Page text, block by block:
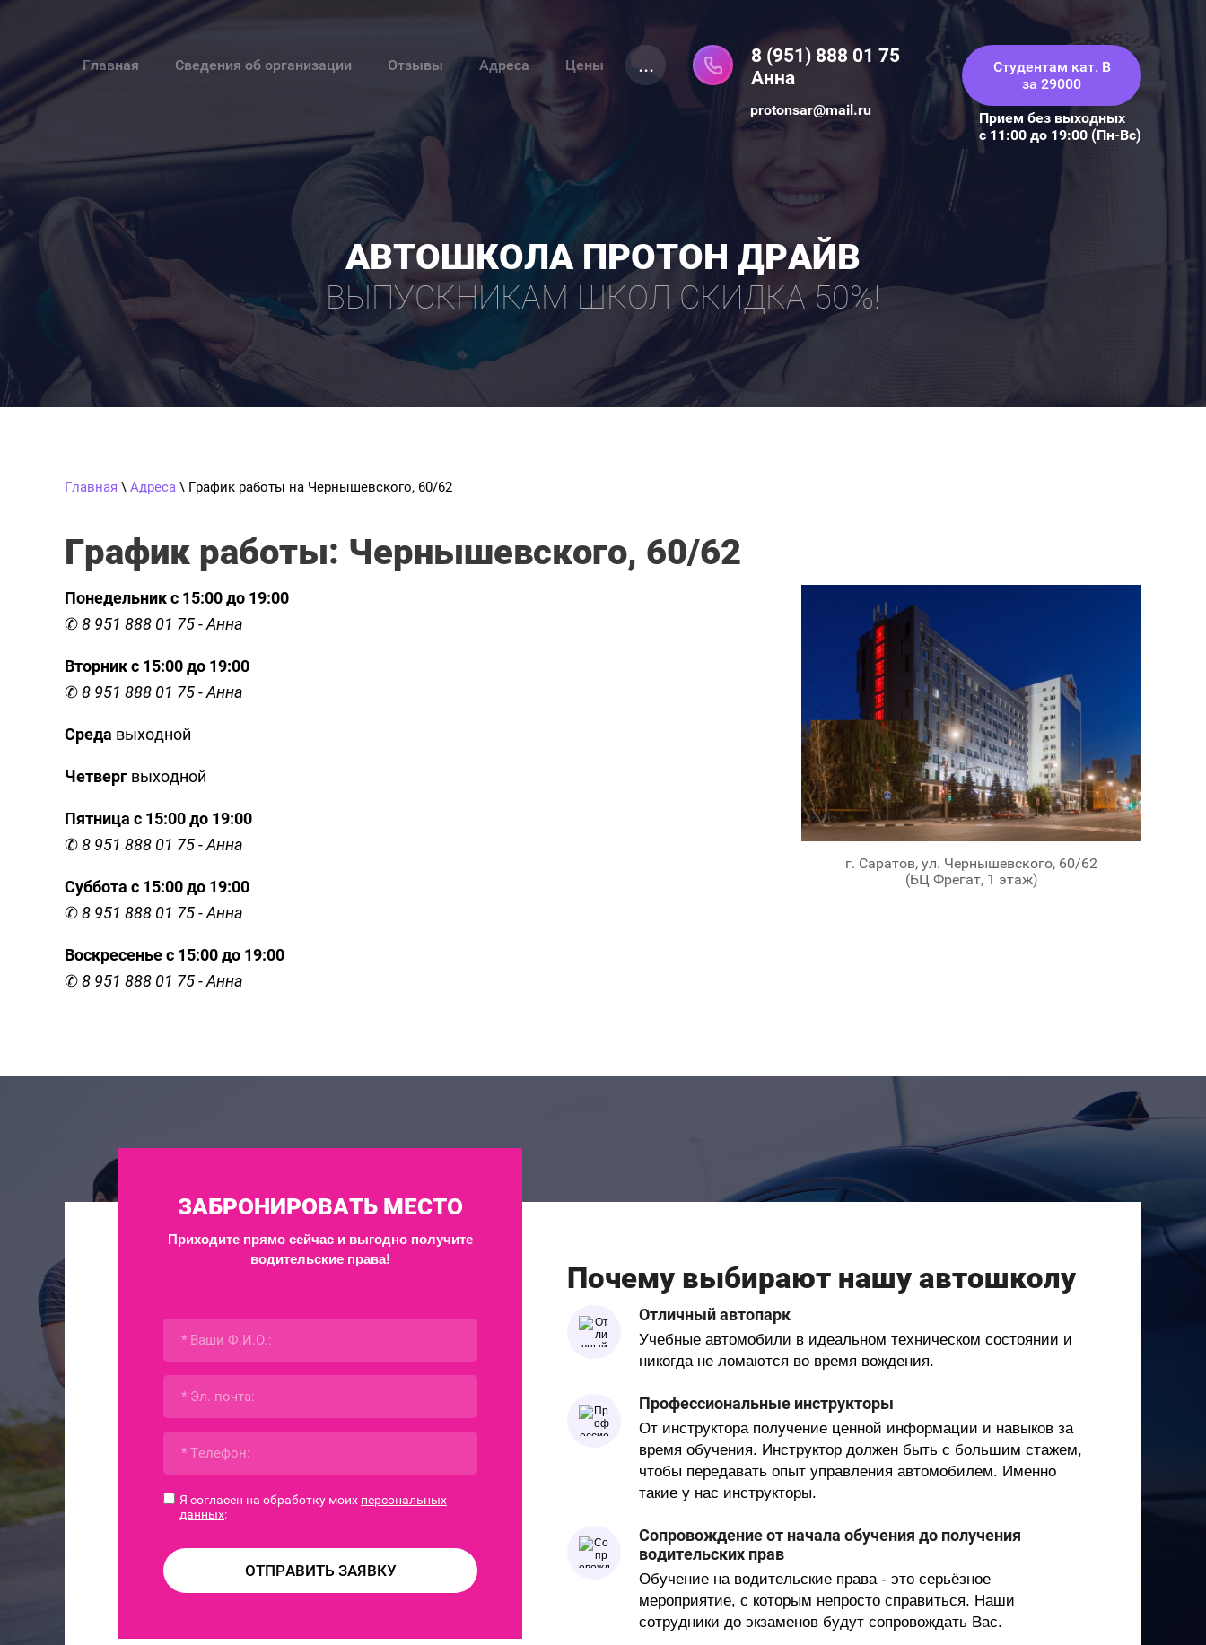
Главная Сведения об организации Отзывы Адреса Цены ...
8 (951) 888 01 75
Анна
protonsar@mail.ru
Студентам кат. В
за 29000
Прием без выходных
с 11:00 до 19:00 (Пн-Вс)
АВТОШКОЛА ПРОТОН ДРАЙВ
ВЫПУСКНИКАМ ШКОЛ СКИДКА 50%!
Главная \ Адреса \ График работы на Чернышевского, 60/62
График работы: Чернышевского, 60/62
г. Саратов, ул. Чернышевского, 60/62
(БЦ Фрегат, 1 этаж)
Понедельник с 15:00 до 19:00
✆8 951 888 01 75 - Анна
Вторник с 15:00 до 19:00
✆8 951 888 01 75 - Анна
Среда выходной
Четверг выходной
Пятница с 15:00 до 19:00
✆8 951 888 01 75 - Анна
Суббота с 15:00 до 19:00
✆8 951 888 01 75 - Анна
Воскресенье с 15:00 до 19:00
✆8 951 888 01 75 - Анна
ЗАБРОНИРОВАТЬ МЕСТО
Приходите прямо сейчас и выгодно получите
водительские права!
Я согласен на обработку моих персональных
данных:
ОТПРАВИТЬ ЗАЯВКУ
Почему выбирают нашу автошколу
Отличный автопарк
Учебные автомобили в идеальном техническом состоянии и
никогда не ломаются во время вождения.
Профессиональные инструкторы
От инструктора получение ценной информации и навыков за
время обучения. Инструктор должен быть с большим стажем,
чтобы передавать опыт управления автомобилем. Именно
такие у нас инструкторы.
Сопровождение от начала обучения до получения
водительских прав
Обучение на водительские права - это серьёзное
мероприятие, с которым непросто справиться. Наши
сотрудники до экзаменов будут сопровождать Вас.